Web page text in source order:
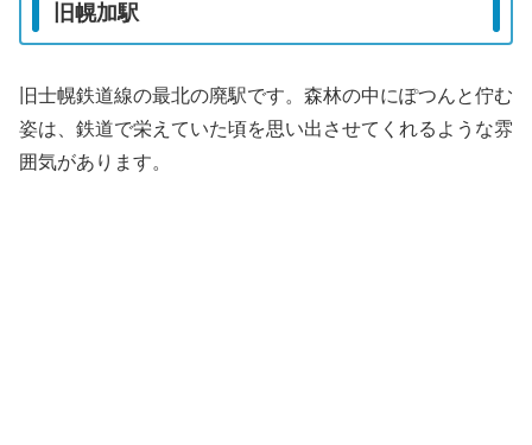
旧幌加駅
旧士幌鉄道線の最北の廃駅です。森林の中にぽつんと佇む
姿は、鉄道で栄えていた頃を思い出させてくれるような雰
囲気があります。